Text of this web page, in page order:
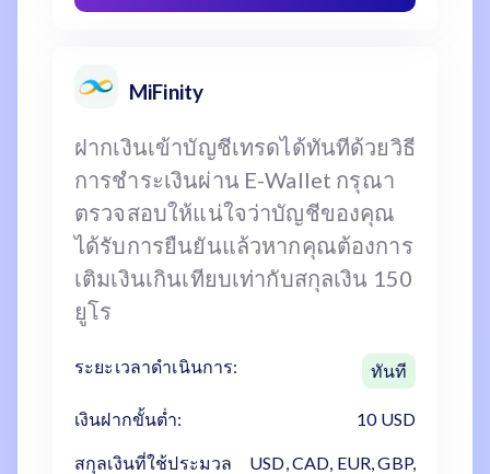
MiFinity
ฝากเงินเข้าบัญชีเทรดได้ทันทีด้วยวิธี
การชำระเงินผ่าน E-Wallet กรุณา
ตรวจสอบให้แน่ใจว่าบัญชีของคุณ
ได้รับการยืนยันแล้วหากคุณต้องการ
เติมเงินเกินเทียบเท่ากับสกุลเงิน 150
ยูโร
ระยะเวลาดำเนินการ: ทันที
เงินฝากขั้นต่ำ: 10 USD
สกุลเงินที่ใช้ประมวล
USD, CAD, EUR, GBP,